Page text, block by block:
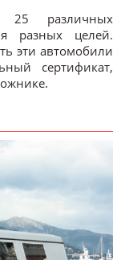
25 различных
разных целей.
эти автомобили
сертификат,